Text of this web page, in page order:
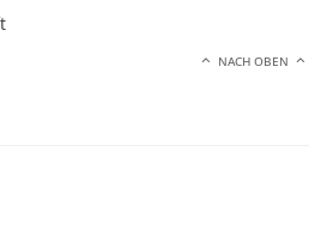
NACH OBEN